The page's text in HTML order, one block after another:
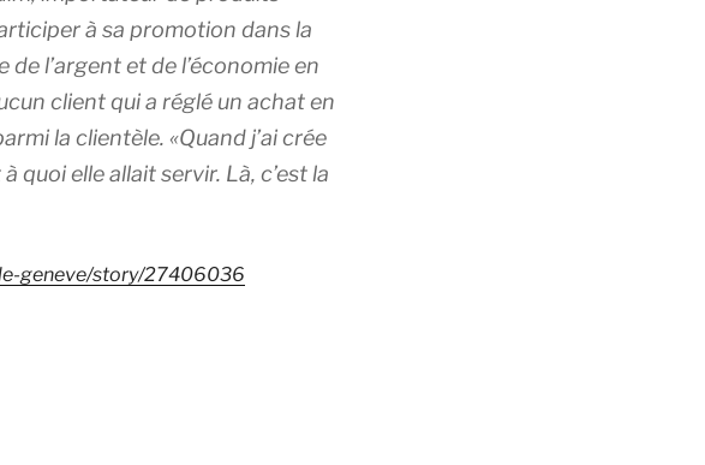
à sa promotion dans la
l’argent et de l’économie en
client qui a réglé un achat en
la clientèle. «Quand j’ai crée
quoi elle allait servir. Là, c’est la
geneve/story/27406036